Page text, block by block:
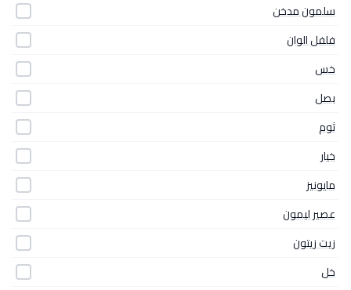
سلمون مدخن
فلفل الوان
خس
بصل
ثوم
خيار
مايونيز
عصير ليمون
زيت زيتون
خل